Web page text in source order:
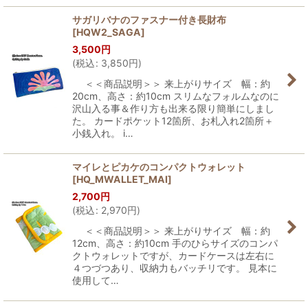
サガリバナのファスナー付き長財布
[HQW2_SAGA]
3,500円
(税込: 3,850円)
＜＜商品説明＞＞ 来上がりサイズ 幅：約
20cm、高さ：約10cm スリムなフォルムなのに
沢山入る事＆作り方も出来る限り簡単にしまし
た。 カードポケット12箇所、お札入れ2箇所＋
小銭入れ。 i…
マイレとピカケのコンパクトウォレット
[HQ_MWALLET_MAI]
2,700円
(税込: 2,970円)
＜＜商品説明＞＞ 来上がりサイズ 幅：約
12cm、高さ：約10cm 手のひらサイズのコンパ
クトウォレットですが、カードケースは左右に
４つづつあり、収納力もバッチリです。 見本に
使用して…